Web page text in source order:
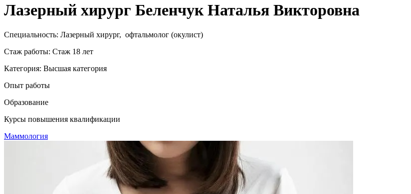
Лазерный хирург Беленчук Наталья Викторовна
Специальность: Лазерный хирург, офтальмолог (окулист)
Стаж работы: Стаж 18 лет
Категория: Высшая категория
Опыт работы
Образование
Курсы повышения квалификации
Маммология